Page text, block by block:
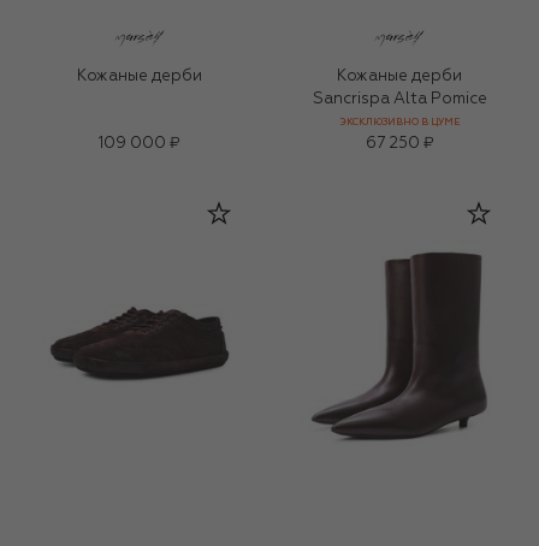
Кожаные дерби
109 000 ₽
Кожаные дерби
Sancrispa Alta Pomice
ЭКСКЛЮЗИВНО В ЦУМЕ
67 250 ₽